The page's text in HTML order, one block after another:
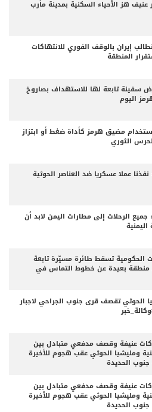
هز الأحياء السكنية بمدينة مأرب
إيران بالوقف الفوري للانتهاكات
المنطقة
سفينة تابعة لها للاستهداف بصاروخ
اليوم
استخدام مضيق هرمز كأداة ضغط أو ابتزاز
الثوري
نفذنا عملا عسكريا ضد العناصر الحوثية
الرحلات إلى مطارات اليمن لابد أن
تسقط طائرة مسيّرة تابعة
منطقة بعيدة عن خطوط التماس في
تقصف قرى جنوب الجراحي لاجبار
عنيفة وقصف مدفعي متبادل بين
ومليشيا الحوثي عقب هجوم للأخيرة
الحديدة
عنيفة وقصف مدفعي متبادل بين
ومليشيا الحوثي عقب هجوم للأخيرة
الحديدة